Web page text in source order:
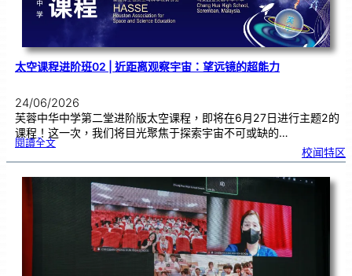
太空课程进阶班02 | 近距离观察宇宙：望远镜的超能力
24/06/2026
芙蓉中华中学第二堂进阶版太空课程，即将在6月27日进行主题2的
课程！这一次，我们将目光聚焦于探索宇宙不可或缺的…
閱讀全文:太
程
阶
班
校闻特区